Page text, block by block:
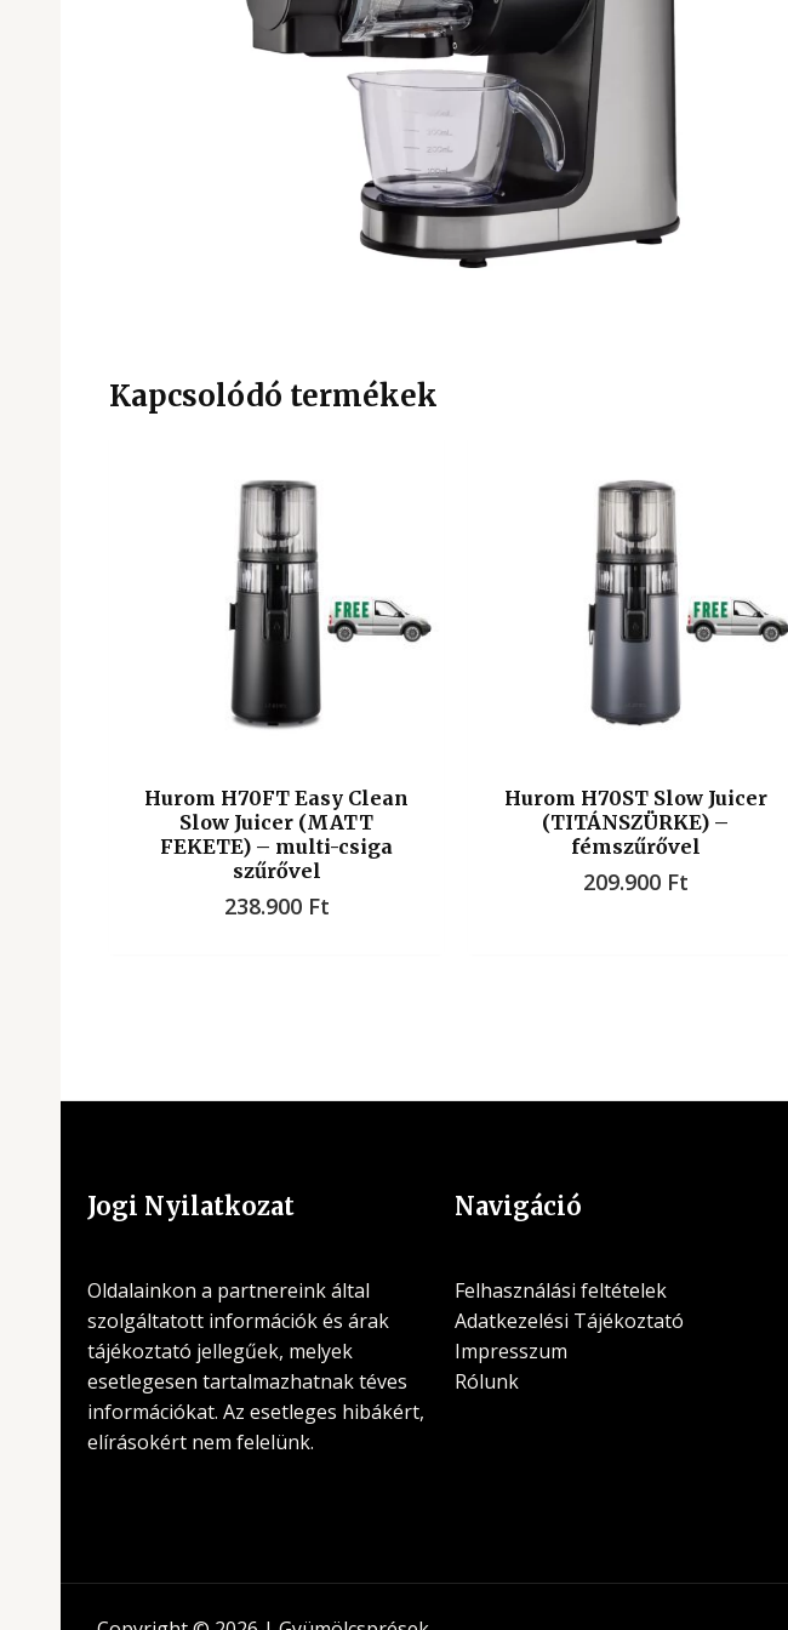
Kapcsolódó termékek
Hurom H70FT Easy Clean
Slow Juicer (MATT
FEKETE) – multi-csiga
szűrővel
238.900 Ft
Hurom H70ST Slow Juicer
(TITÁNSZÜRKE) –
fémszűrővel
209.900 Ft
Jogi Nyilatkozat
Oldalainkon a partnereink által
szolgáltatott információk és árak
tájékoztató jellegűek, melyek
esetlegesen tartalmazhatnak téves
információkat. Az esetleges hibákért,
elírásokért nem felelünk.
Navigáció
Felhasználási feltételek
Adatkezelési Tájékoztató
Impresszum
Rólunk